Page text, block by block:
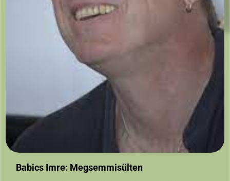
Babics Imre: Megsemmisülten